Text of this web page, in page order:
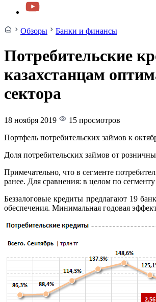
Обзоры Банки и финансы
Потребительские
казахстанцам
сектора
18 ноября 2019
15 просмотров
Портфель потребительских займов к
Доля потребительских займов от
Примечательно, что в сегменте
ранее. Для сравнения: в целом по
Беззалоговые кредиты предлагают 19
обеспечения. Минимальная годовая